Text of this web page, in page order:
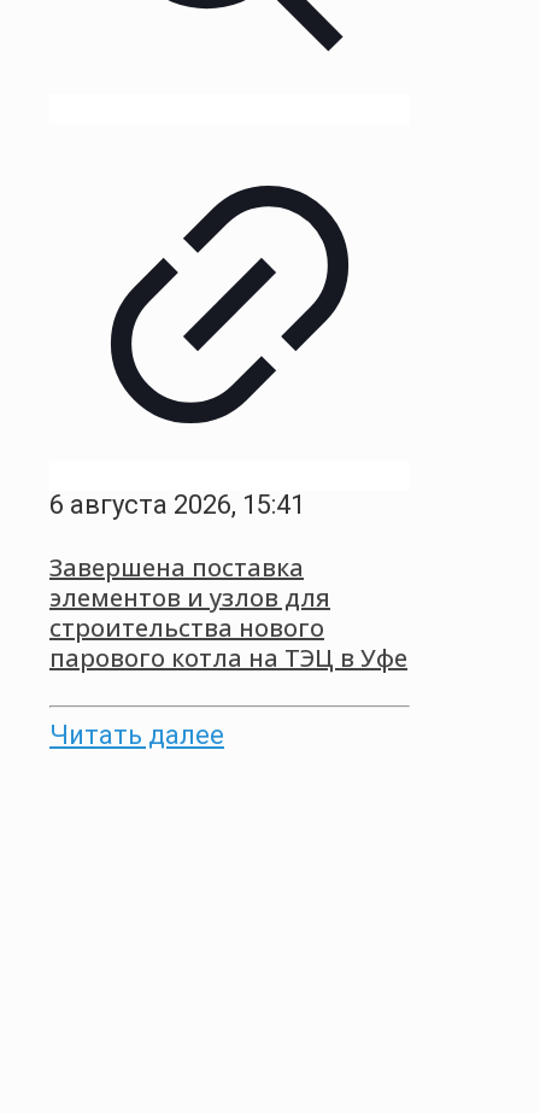
6 августа 2026, 15:41
Завершена поставка
элементов и узлов для
строительства нового
парового котла на ТЭЦ в Уфе
Читать далее